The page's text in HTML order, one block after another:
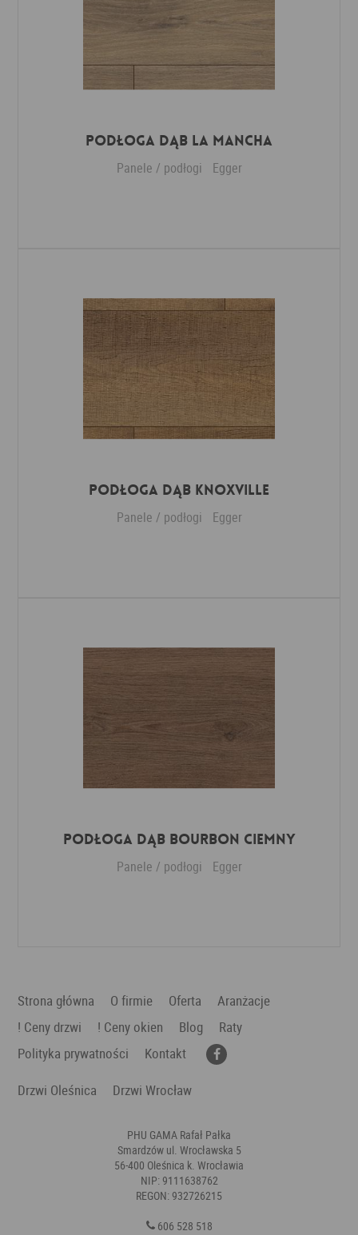
Podłoga Dąb La Mancha
Panele / podłogi Egger
Podłoga Dąb Knoxville
Panele / podłogi Egger
Podłoga Dąb Bourbon ciemny
Panele / podłogi Egger
Strona główna O firmie Oferta
Aranżacje
! Ceny drzwi
! Ceny okien Blog
Raty
Polityka prywatności
Kontakt
Drzwi Oleśnica
Drzwi Wrocław
PHU GAMA Rafał Pałka
Smardzów ul. Wrocławska 5
56-400 Oleśnica k. Wrocławia
NIP: 9111638762
REGON: 932726215
606 528 518